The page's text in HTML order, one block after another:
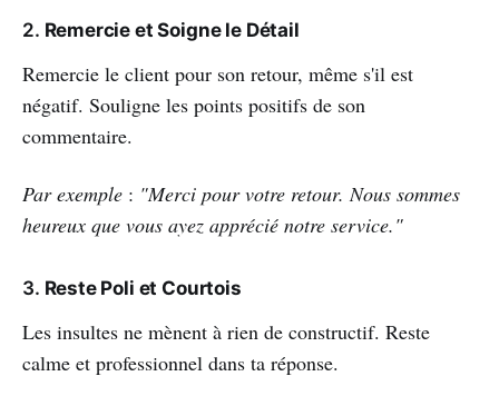
2. Remercie et Soigne le Détail
Remercie le client pour son retour, même s'il est
négatif. Souligne les points positifs de son
commentaire.
Par exemple : "Merci pour votre retour. Nous sommes
heureux que vous ayez apprécié notre service."
3. Reste Poli et Courtois
Les insultes ne mènent à rien de constructif. Reste
calme et professionnel dans ta réponse.